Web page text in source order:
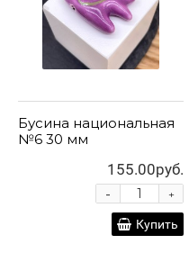
Бусина национальная
№6 30 мм
155.00руб.
+
-
Купить